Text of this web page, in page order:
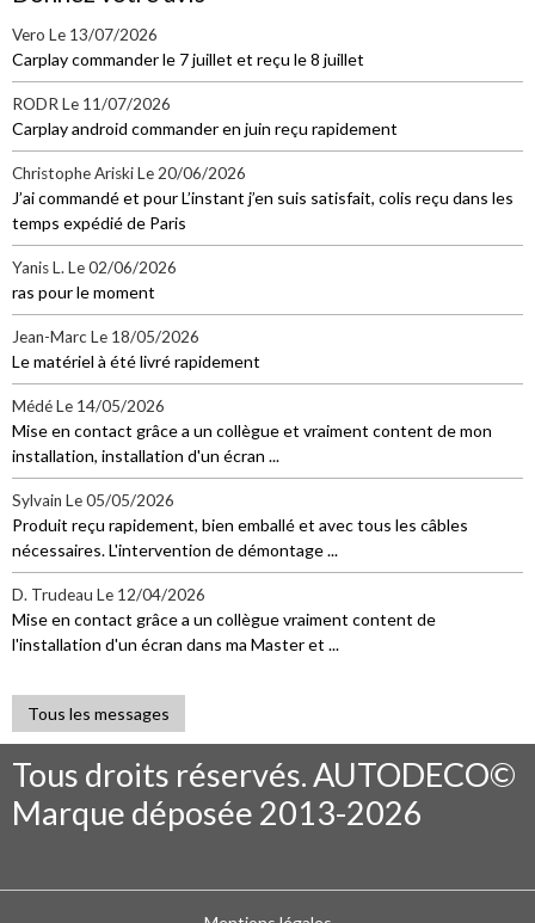
Vero Le 13/07/2026
Carplay commander le 7 juillet et reçu le 8 juillet
RODR Le 11/07/2026
Carplay android commander en juin reçu rapidement
Christophe AriskiLe 20/06/2026
J’ai commandé et pour L’instant j’en suis satisfait, colis reçu dans les
temps expédié de Paris
Yanis L. Le 02/06/2026
ras pour le moment
Jean-Marc Le 18/05/2026
Le matériel à été livré rapidement
MédéLe 14/05/2026
Mise en contact grâce a un collègue et vraiment content de mon
installation, installation d'un écran ...
Sylvain Le 05/05/2026
Produit reçu rapidement, bien emballé et avec tous les câbles
nécessaires. L'intervention de démontage ...
D. Trudeau Le 12/04/2026
Mise en contact grâce a un collègue vraiment content de
l'installation d'un écran dans ma Master et ...
Tous les messages
Tous droits réservés. AUTODECO©
Marque déposée 2013-2026